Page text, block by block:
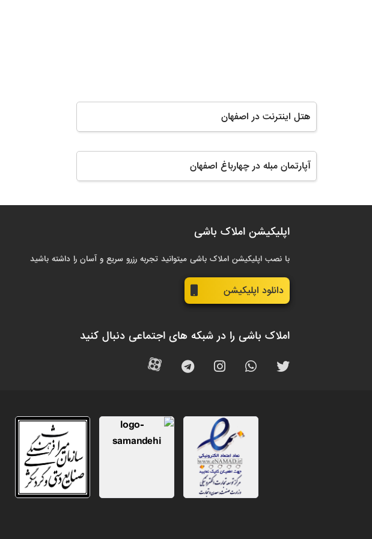
هتل اینترنت در اصفهان
آپارتمان مبله در چهارباغ اصفهان
اپلیکیشن املاک باشی
با نصب اپلیکیشن املاک باشی میتوانید تجربه رزرو سریع و آسان را داشته باشید
دانلود اپلیکیشن
املاک باشی را در شبکه های اجتماعی دنبال کنید